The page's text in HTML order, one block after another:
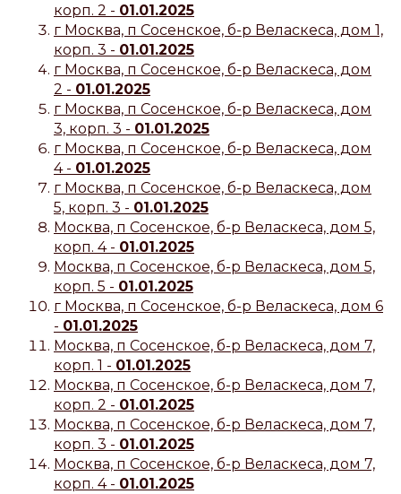
корп. 2 - 01.01.2025
г Москва, п Сосенское, б-р Веласкеса, дом 1,
корп. 3 - 01.01.2025
г Москва, п Сосенское, б-р Веласкеса, дом
2 - 01.01.2025
г Москва, п Сосенское, б-р Веласкеса, дом
3, корп. 3 - 01.01.2025
г Москва, п Сосенское, б-р Веласкеса, дом
4 - 01.01.2025
г Москва, п Сосенское, б-р Веласкеса, дом
5, корп. 3 - 01.01.2025
Москва, п Сосенское, б-р Веласкеса, дом 5,
корп. 4 - 01.01.2025
Москва, п Сосенское, б-р Веласкеса, дом 5,
корп. 5 - 01.01.2025
г Москва, п Сосенское, б-р Веласкеса, дом 6
- 01.01.2025
Москва, п Сосенское, б-р Веласкеса, дом 7,
корп. 1 - 01.01.2025
Москва, п Сосенское, б-р Веласкеса, дом 7,
корп. 2 - 01.01.2025
Москва, п Сосенское, б-р Веласкеса, дом 7,
корп. 3 - 01.01.2025
Москва, п Сосенское, б-р Веласкеса, дом 7,
корп. 4 - 01.01.2025